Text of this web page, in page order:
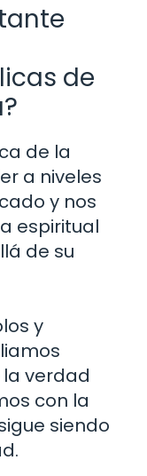
de
de la
a niveles
y nos
espiritual
de su
y
verdad
con la
siendo